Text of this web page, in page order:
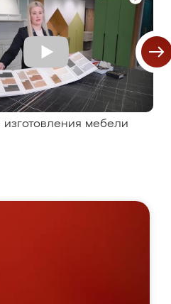
мебели